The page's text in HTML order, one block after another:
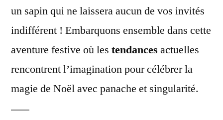
un sapin qui ne laissera aucun de vos invités
indifférent ! Embarquons ensemble dans cette
aventure festive où les tendances actuelles
rencontrent l’imagination pour célébrer la
magie de Noël avec panache et singularité.